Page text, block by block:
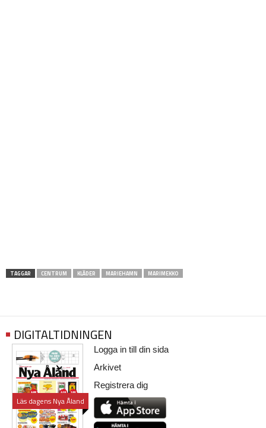
TAGGAR CENTRUM KLÄDER MARIEHAMN MARIMEKKO
DIGITALTIDNINGEN
Läs dagens Nya Åland
Logga in till din sida
Arkivet
Registrera dig